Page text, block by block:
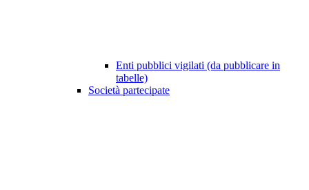
Enti pubblici vigilati (da pubblicare in
tabelle)
Società partecipate